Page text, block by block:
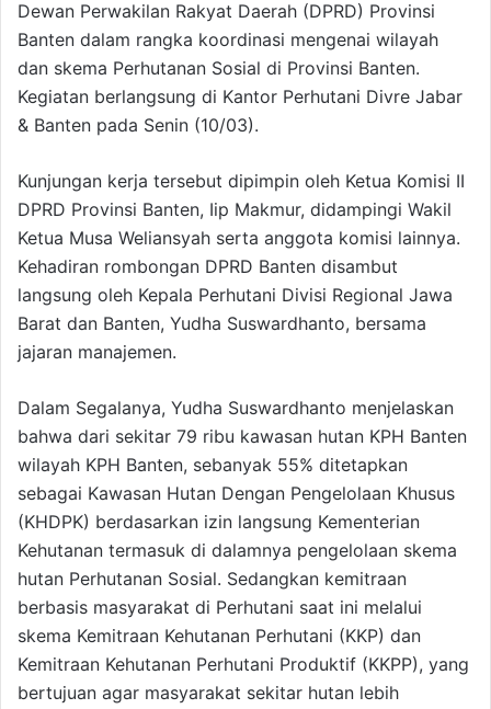
Dewan Perwakilan Rakyat Daerah (DPRD) Provinsi
Banten dalam rangka koordinasi mengenai wilayah
dan skema Perhutanan Sosial di Provinsi Banten.
Kegiatan berlangsung di Kantor Perhutani Divre Jabar
& Banten pada Senin (10/03).
Kunjungan kerja tersebut dipimpin oleh Ketua Komisi II
DPRD Provinsi Banten, Iip Makmur, didampingi Wakil
Ketua Musa Weliansyah serta anggota komisi lainnya.
Kehadiran rombongan DPRD Banten disambut
langsung oleh Kepala Perhutani Divisi Regional Jawa
Barat dan Banten, Yudha Suswardhanto, bersama
jajaran manajemen.
Dalam Segalanya, Yudha Suswardhanto menjelaskan
bahwa dari sekitar 79 ribu kawasan hutan KPH Banten
wilayah KPH Banten, sebanyak 55% ditetapkan
sebagai Kawasan Hutan Dengan Pengelolaan Khusus
(KHDPK) berdasarkan izin langsung Kementerian
Kehutanan termasuk di dalamnya pengelolaan skema
hutan Perhutanan Sosial. Sedangkan kemitraan
berbasis masyarakat di Perhutani saat ini melalui
skema Kemitraan Kehutanan Perhutani (KKP) dan
Kemitraan Kehutanan Perhutani Produktif (KKPP), yang
bertujuan agar masyarakat sekitar hutan lebih